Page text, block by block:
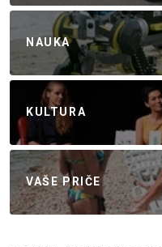
NAUKA
KULTURA
VAŠE PRIČE